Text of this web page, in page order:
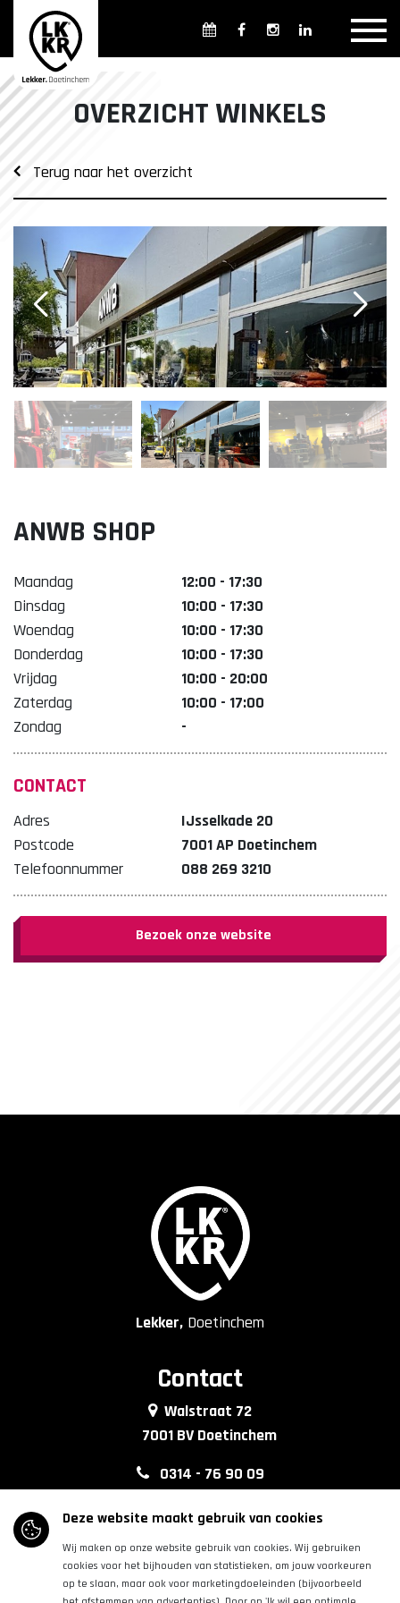
Overzicht winkels
Openingsdagen en -tijden
Weekmarkten
Overzicht Cultuur & Musea
Parkeren in Doetinchem
Openbaar vervoer
Gratis Shuttle
FAQ
Organisatie Binnenstadbedrijf Doetinchem
OVERZICHT WINKELS
Terug naar het overzicht
ANWB SHOP
Maandag
12:00 - 17:30
Dinsdag
10:00 - 17:30
Woendag
10:00 - 17:30
Donderdag
10:00 - 17:30
Vrijdag
10:00 - 20:00
Zaterdag
10:00 - 17:00
Zondag
-
CONTACT
Adres
IJsselkade 20
Postcode
7001 AP Doetinchem
Telefoonnummer
088 269 3210
Bezoek onze website
Lekker, Doetinchem
Contact
Walstraat 72
7001 BV Doetinchem
0314 - 76 90 09
info@lkkrdoetinchem.nl
Volg ons
Deze website maakt gebruik van cookies
Wij maken op onze website gebruik van cookies. Wij gebruiken
cookies voor het bijhouden van statistieken, om jouw voorkeuren
op te slaan, maar ook voor marketingdoeleinden (bijvoorbeeld